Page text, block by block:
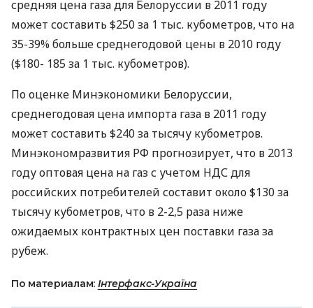
средняя цена газа для Белоруссии в 2011 году
может составить $250 за 1 тыс. кубометров, что на
35-39% больше среднегодовой цены в 2010 году
($180- 185 за 1 тыс. кубометров).
По оценке Минэкономики Белоруссии,
среднегодовая цена импорта газа в 2011 году
может составить $240 за тысячу кубометров.
Минэкономразвития РФ прогнозирует, что в 2013
году оптовая цена на газ с учетом НДС для
российских потребителей составит около $130 за
тысячу кубометров, что в 2-2,5 раза ниже
ожидаемых контрактных цен поставки газа за
рубеж.
По материалам: Інтерфакс-Україна